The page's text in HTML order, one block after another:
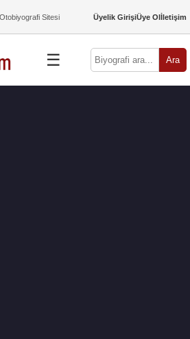
Sitesi Üyelik GirişiÜye Olİletişim
☰ Ara